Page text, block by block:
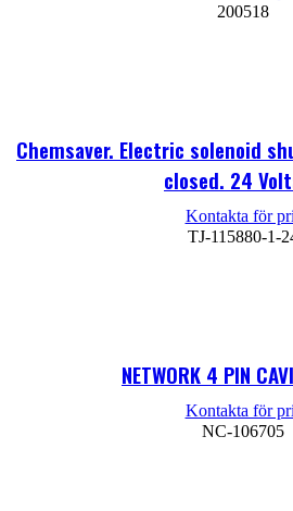
200518
Chemsaver. Electric solenoid
closed. 24
TJ-115880-1-
NETWORK 4 PIN
NC-106705